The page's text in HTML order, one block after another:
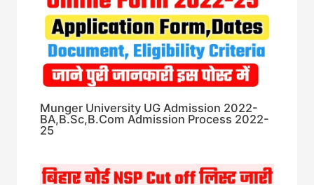
Munger University UG Admission 2022-
BA,B.Sc,B.Com Admission Process 2022-
25